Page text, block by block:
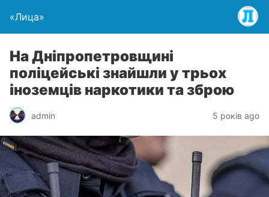
«Лица»
На Дніпропетровщині
поліцейські знайшли у трьох
іноземців наркотики та зброю
admin 5 років ago